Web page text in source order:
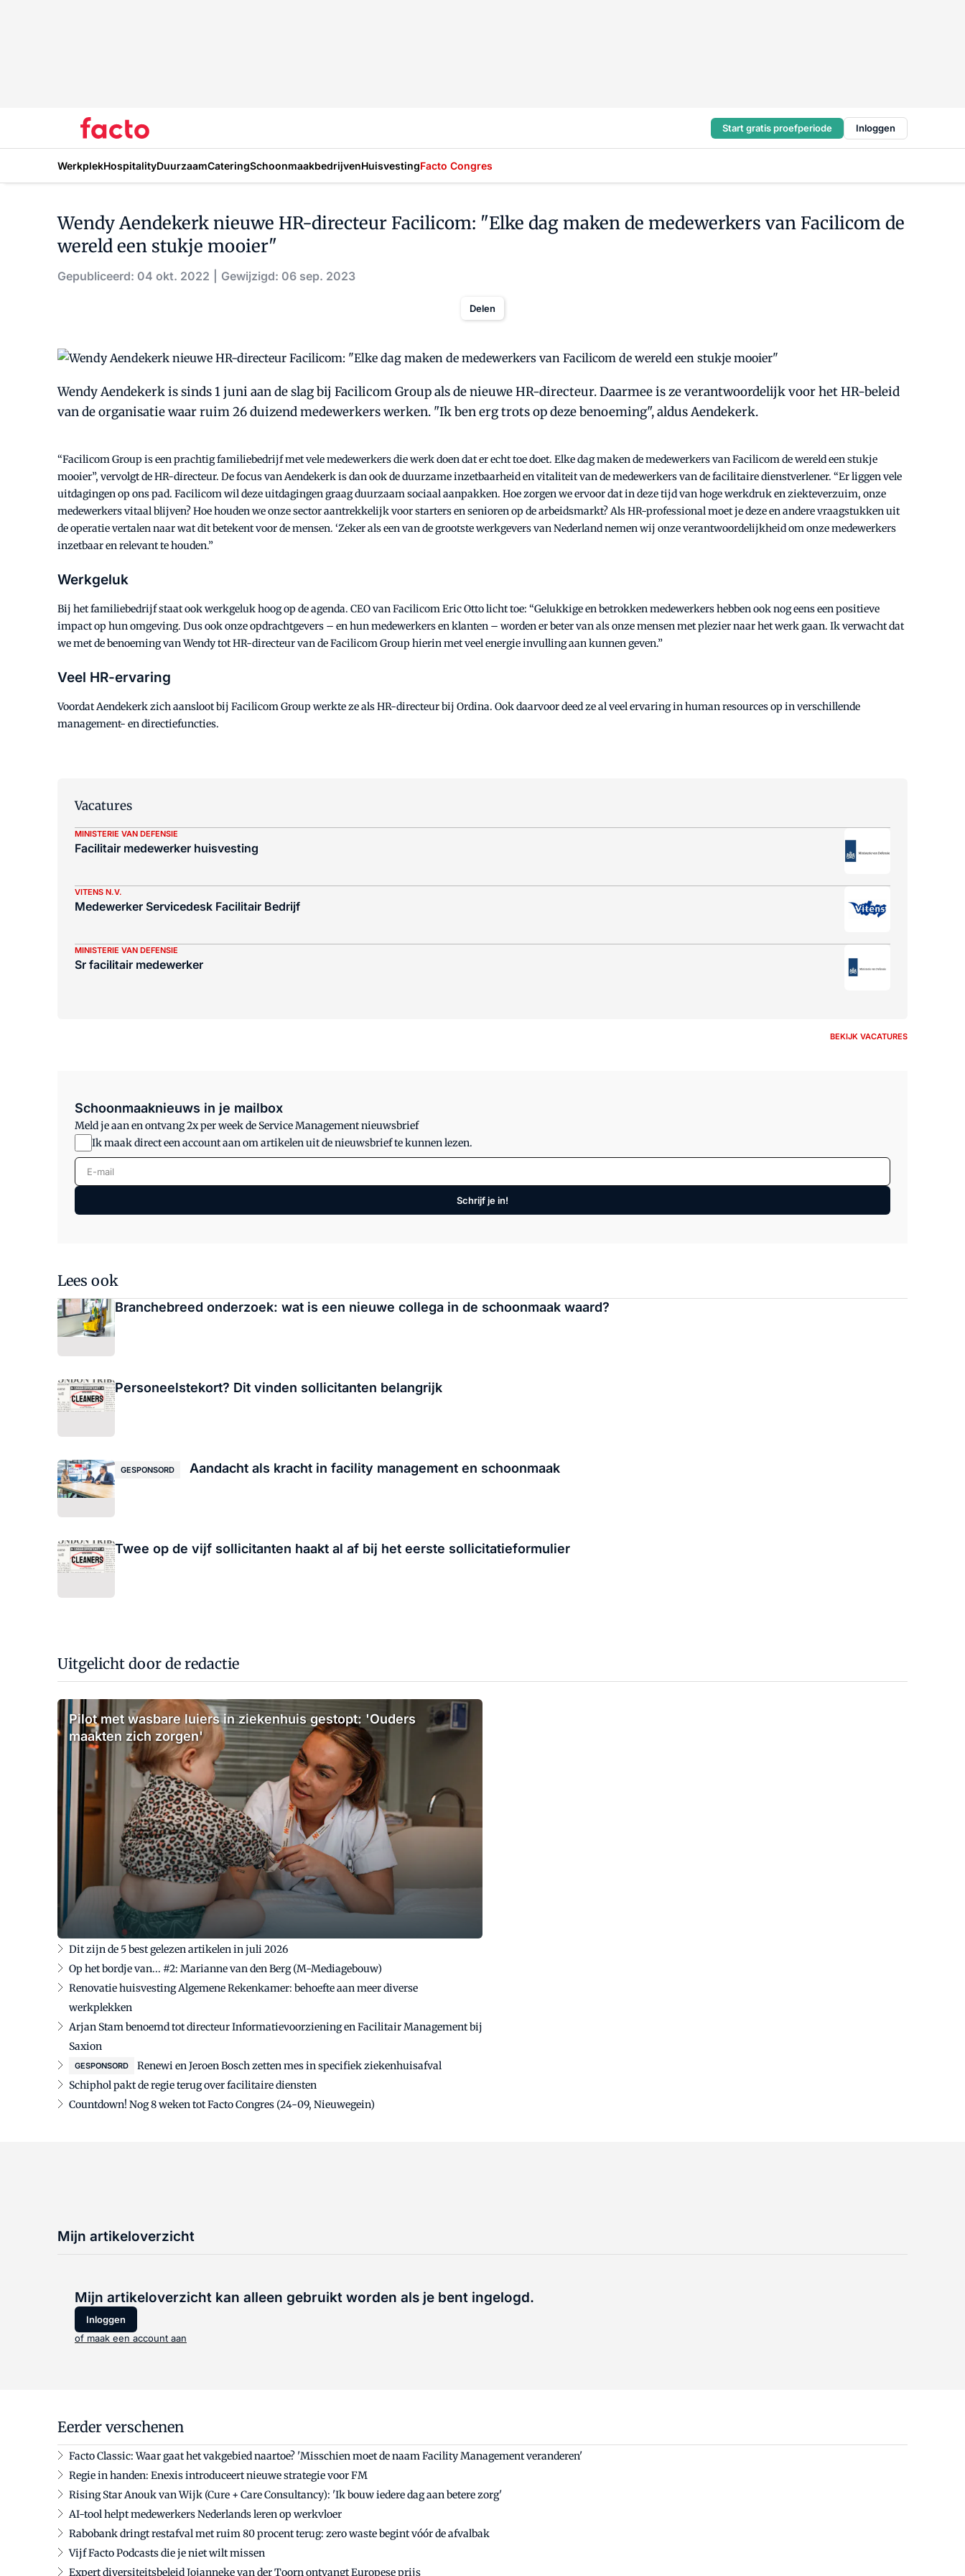
Start gratis proefperiode Inloggen
WerkplekHospitalityDuurzaamCateringSchoonmaakbedrijvenHuisvestingFacto Congres
Wendy Aendekerk nieuwe HR-directeur Facilicom: "Elke dag maken de medewerkers van Facilicom de
wereld een stukje mooier"
Gepubliceerd: 04 okt. 2022 Gewijzigd: 06 sep. 2023
Delen
Wendy Aendekerk is sinds 1 juni aan de slag bij Facilicom Group als de nieuwe HR-directeur. Daarmee is ze verantwoordelijk voor het HR-beleid
van de organisatie waar ruim 26 duizend medewerkers werken. "Ik ben erg trots op deze benoeming", aldus Aendekerk.
“Facilicom Group is een prachtig familiebedrijf met vele medewerkers die werk doen dat er echt toe doet. Elke dag maken de medewerkers van Facilicom de wereld een stukje
mooier”, vervolgt de HR-directeur. De focus van Aendekerk is dan ook de duurzame inzetbaarheid en vitaliteit van de medewerkers van de facilitaire dienstverlener. “Er liggen vele
uitdagingen op ons pad. Facilicom wil deze uitdagingen graag duurzaam sociaal aanpakken. Hoe zorgen we ervoor dat in deze tijd van hoge werkdruk en ziekteverzuim, onze
medewerkers vitaal blijven? Hoe houden we onze sector aantrekkelijk voor starters en senioren op de arbeidsmarkt? Als HR-professional moet je deze en andere vraagstukken uit
de operatie vertalen naar wat dit betekent voor de mensen. ‘Zeker als een van de grootste werkgevers van Nederland nemen wij onze verantwoordelijkheid om onze medewerkers
inzetbaar en relevant te houden.”
Werkgeluk
Bij het familiebedrijf staat ook werkgeluk hoog op de agenda. CEO van Facilicom Eric Otto licht toe: “Gelukkige en betrokken medewerkers hebben ook nog eens een positieve
impact op hun omgeving. Dus ook onze opdrachtgevers – en hun medewerkers en klanten – worden er beter van als onze mensen met plezier naar het werk gaan. Ik verwacht dat
we met de benoeming van Wendy tot HR-directeur van de Facilicom Group hierin met veel energie invulling aan kunnen geven.”
Veel HR-ervaring
Voordat Aendekerk zich aansloot bij Facilicom Group werkte ze als HR-directeur bij Ordina. Ook daarvoor deed ze al veel ervaring in human resources op in verschillende
management- en directiefuncties.
Vacatures
MINISTERIE VAN DEFENSIE
Facilitair medewerker huisvesting
VITENS N.V.
Medewerker Servicedesk Facilitair Bedrijf
MINISTERIE VAN DEFENSIE
Sr facilitair medewerker
BEKIJK VACATURES
Schoonmaaknieuws in je mailbox
Meld je aan en ontvang 2x per week de Service Management nieuwsbrief
Ik maak direct een account aan om artikelen uit de nieuwsbrief te kunnen lezen.
E-mail
Schrijf je in!
Lees ook
Branchebreed onderzoek: wat is een nieuwe collega in de schoonmaak waard?
Personeelstekort? Dit vinden sollicitanten belangrijk
GESPONSORD Aandacht als kracht in facility management en schoonmaak
Twee op de vijf sollicitanten haakt al af bij het eerste sollicitatieformulier
Uitgelicht door de redactie
Pilot met wasbare luiers in ziekenhuis gestopt: 'Ouders
maakten zich zorgen'
Dit zijn de 5 best gelezen artikelen in juli 2026
Op het bordje van... #2: Marianne van den Berg (M-Mediagebouw)
Renovatie huisvesting Algemene Rekenkamer: behoefte aan meer diverse
werkplekken
Arjan Stam benoemd tot directeur Informatievoorziening en Facilitair Management bij
Saxion
GESPONSORD
Renewi en Jeroen Bosch zetten mes in specifiek ziekenhuisafval
Schiphol pakt de regie terug over facilitaire diensten
Countdown! Nog 8 weken tot Facto Congres (24-09, Nieuwegein)
Mijn artikeloverzicht
Mijn artikeloverzicht kan alleen gebruikt worden als je bent ingelogd.
Inloggen
of maak een account aan
Eerder verschenen
Facto Classic: Waar gaat het vakgebied naartoe? 'Misschien moet de naam Facility Management veranderen'
Regie in handen: Enexis introduceert nieuwe strategie voor FM
Rising Star Anouk van Wijk (Cure + Care Consultancy): 'Ik bouw iedere dag aan betere zorg'
AI-tool helpt medewerkers Nederlands leren op werkvloer
Rabobank dringt restafval met ruim 80 procent terug: zero waste begint vóór de afvalbak
Vijf Facto Podcasts die je niet wilt missen
Expert diversiteitsbeleid Jojanneke van der Toorn ontvangt Europese prijs